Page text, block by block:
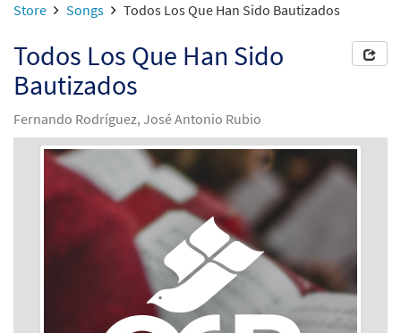
Store Songs Todos Los Que Han Sido Bautizados
Todos Los Que Han Sido
Bautizados
Fernando Rodríguez, José Antonio Rubio